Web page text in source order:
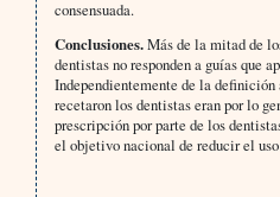
consensuada.
Conclusiones.Más de la mitad de
dentistas no responden a guías que
Independientemente de la
recetaron los dentistas eran por lo
prescripción por parte de los
el objetivo nacional de reducir el